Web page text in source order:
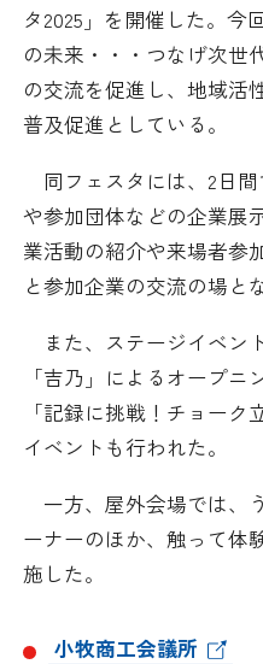
海外ビジネ
情報提供・
その他サー
役員紹介
日商のあゆ
青年部・女
日商創立
情報公開
採用情報
アクセス
タ2025」を開催した。今
の未来・・・つなげ次世
の交流を促進し、地域活
普及促進としている。
同フェスタには、2日間
や参加団体などの企業展
業活動の紹介や来場者参
と参加企業の交流の場と
また、ステージイベン
「吉乃」によるオープニ
「記録に挑戦！チョー
イベントも行われた。
一方、屋外会場では、
ーナーのほか、触って体
施した。
小牧商工会議所